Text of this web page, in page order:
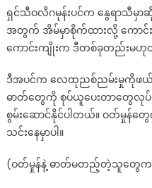
ရှင်သီဝလိဂမုန်းပင်က နွေရာသီမှာ
အတွက် အိမ်မှာစိုက်ထားလို့ ကောင်း
ကောင်းကျိုးက ဒီတစ်ခုတည်းမဟု
ဒီအပင်က လေထုညစ်ညမ်းမှုကိုဖယ်
ဓာတ်တွေကို စုပ်ယူပေးတာတွေလုပ်
စွမ်းဆောင်နိုင်ပါတယ်။ ဝတ်မှုန်တွ
သင်းနေမှာပါ။
(ဝတ်မှုန်နဲ့ ဓာတ်မတည့်တဲ့သူတွေ